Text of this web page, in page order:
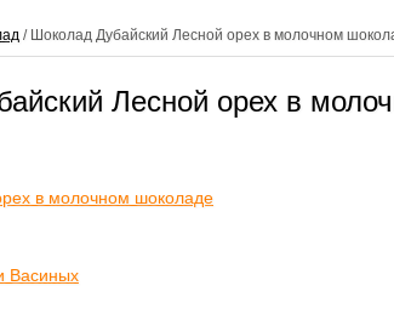
/ Шоколад Дубайский Лесной орех в молочном
Лесной орех в
Васиных